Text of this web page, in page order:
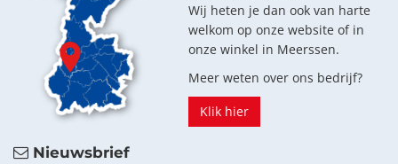
Wij heten je dan ook van harte
welkom op onze website of in
onze winkel in Meerssen.
Meer weten over ons bedrijf?
Klik hier
Nieuwsbrief